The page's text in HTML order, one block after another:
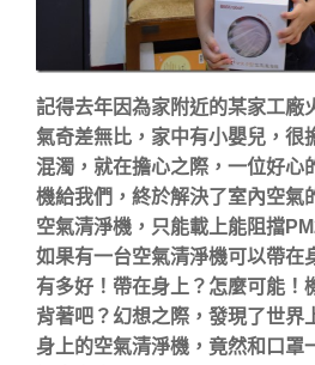
記得去年因為家附近的某家工廠
氣奇差無比，家中有小嬰兒，很
混濁，就在擔心之際，一位好心
機給我們，終於解決了室內空氣
空氣清淨機，只能載上能阻擋
如果有一台空氣清淨機可以帶在
有多好！帶在身上？怎麼可能！
背著吧？幻想之際，發現了世界
身上的空氣清淨機，竟然和口罩